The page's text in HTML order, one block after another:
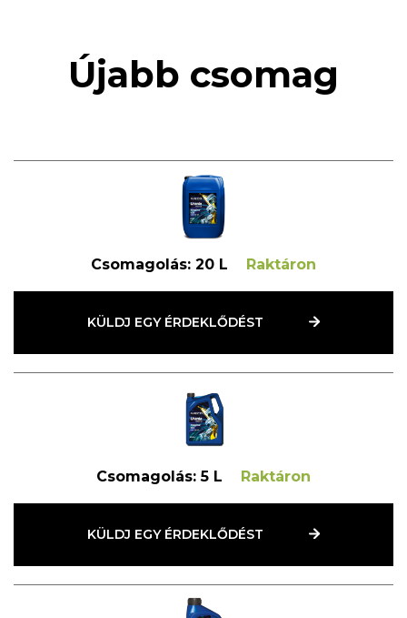
Újabb csomag
Csomagolás: 20 L Raktáron
KÜLDJ EGY ÉRDEKLŐDÉST
Csomagolás: 5 L Raktáron
KÜLDJ EGY ÉRDEKLŐDÉST